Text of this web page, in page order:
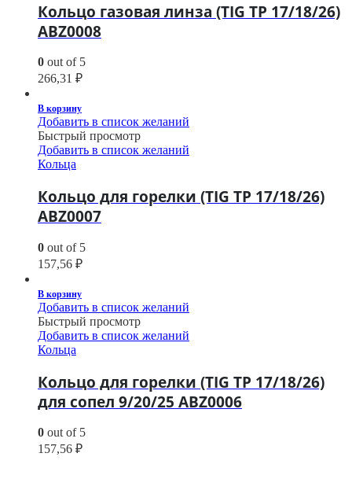
Кольцо газовая линза (TIG TP 17/18/26)
ABZ0008
0 out of 5
266,31 ₽
В корзину
Добавить в список желаний
Быстрый просмотр
Добавить в список желаний
Кольца
Кольцо для горелки (TIG TP 17/18/26)
ABZ0007
0 out of 5
157,56 ₽
В корзину
Добавить в список желаний
Быстрый просмотр
Добавить в список желаний
Кольца
Кольцо для горелки (TIG TP 17/18/26)
для сопел 9/20/25 ABZ0006
0 out of 5
157,56 ₽